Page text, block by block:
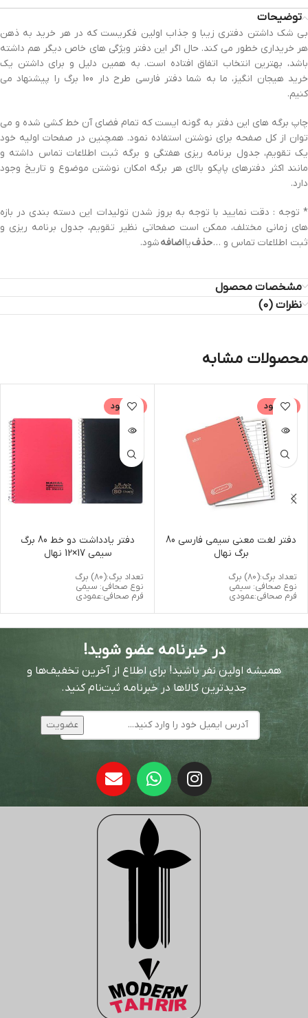
توضیحات
بی شک داشتن دفتری زیبا و جذاب اولین فکریست که در هر خرید به ذهن
هر خریداری خطور می کند. حال اگر این دفتر ویژگی های خاص دیگر هم داشته
باشد، بهترین انتخاب اتفاق افتاده است. به همین دلیل و برای داشتن یک
خرید هیجان انگیز، ما به شما دفتر فارسی طرح دار 100 برگ را پیشنهاد می
کنیم.
چاپ برگه های این دفتر به گونه ایست که تمام فضای آن خط کشی شده و می
توان از کل صفحه برای نوشتن استفاده نمود. همچنین در صفحات اولیه خود
یک تقویم، جدول برنامه ریزی هفتگی و برگه ثبت اطلاعات تماس داشته و
مانند اکثر دفترهای پاپکو بالای هر برگه امکان نوشتن موضوع و تاریخ وجود
دارد.
* توجه : دقت نمایید با توجه به بروز شدن تولیدات این دسته بندی در بازه
های زمانی مختلف، ممکن است صفحاتی نظیر تقویم، جدول برنامه ریزی و
ثبت اطلاعات تماس و …حذفیااضافهشود.
مشخصات محصول
نظرات (0)
محصولات مشابه
ناموجود
دفتر لغت معنی سیمی فارسی 80
برگ نهال
تعداد برگ:(80) برگ
نوع صحافی: سیمی
فرم صحافی:عمودی
ناموجود
دفتر یادداشت دو خط 80 برگ
سیمی 17×12 نهال
تعداد برگ:(80) برگ
نوع صحافی: سیمی
فرم صحافی:عمودی
در خبرنامه عضو شوید!
همیشه اولین نفر باشید! برای اطلاع از آخرین تخفیف‌ها و
جدیدترین کالاها در خبرنامه ثبت‌نام کنید.